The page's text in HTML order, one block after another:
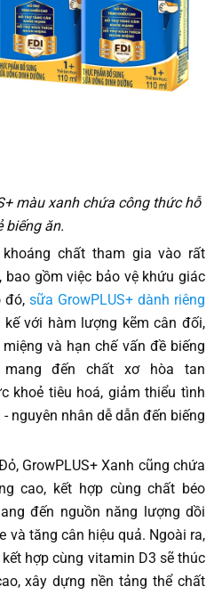
màu xanh chứa công thức hỗ
biếng ăn.
chất tham gia vào rất
bao gồm việc bảo vệ khứu giác
đó,sữa GrowPLUS+ dành riêng
với hàm lượng kẽm cân đối,
và hạn chế vấn đề biếng
đến chất xơ hòa tan
khoẻ tiêu hoá, giảm thiểu tình
nguyên nhân dễ dẫn đến biếng
GrowPLUS+ Xanh cũng chứa
cao, kết hợp cùng chất béo
đến nguồn năng lượng dồi
và tăng cân hiệu quả. Ngoài ra,
hợp cùng vitamin D3 sẽ thúc
xây dựng nền tảng thể chất